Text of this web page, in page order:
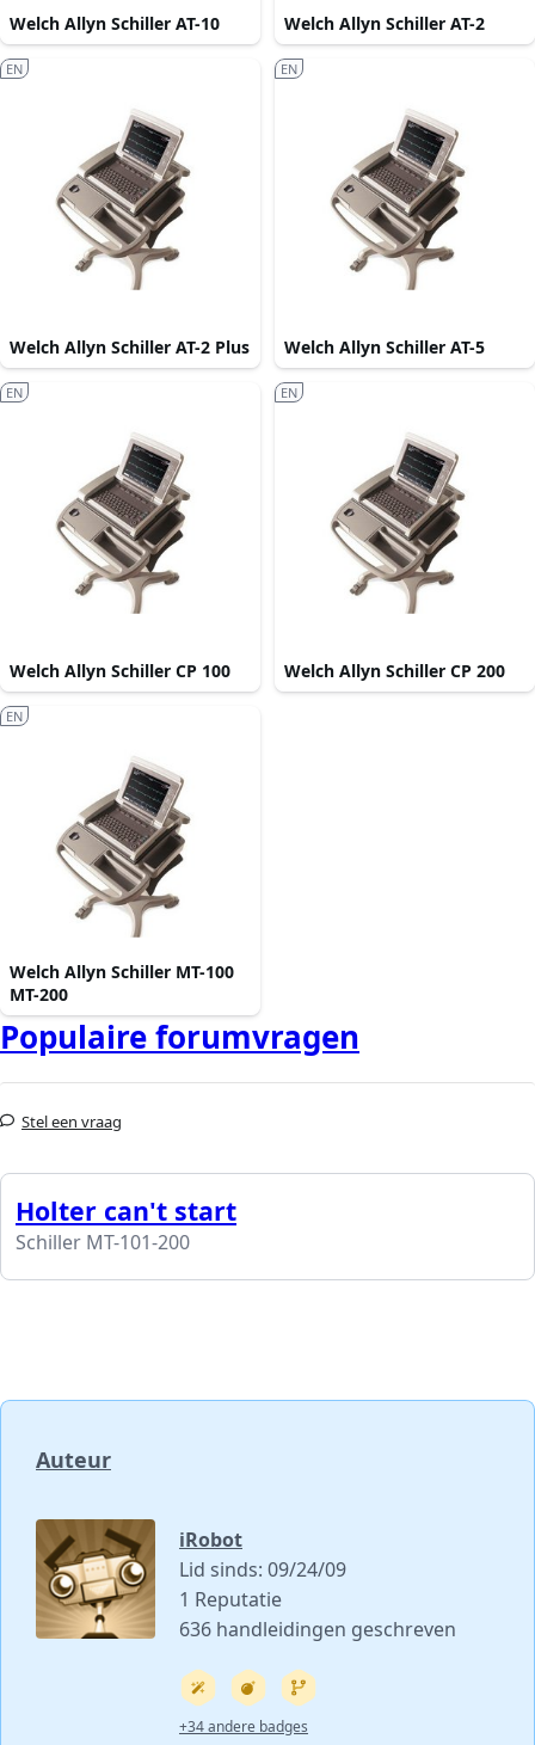
Welch Allyn Schiller AT-10 Welch Allyn Schiller AT-2
Welch Allyn Schiller AT-2 Plus
EN
Welch Allyn Schiller AT-5
EN
Welch Allyn Schiller CP 100
EN
Welch Allyn Schiller CP 200
EN
Welch Allyn Schiller MT-100
MT-200
EN
Populaire forumvragen
Stel een vraag
Holter can't start
Schiller MT-101-200
Auteur
iRobot
Lid sinds: 09/24/09
1 Reputatie
636 handleidingen geschreven
+34 andere badges